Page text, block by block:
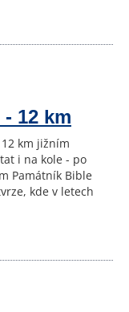
12 km
km jižním
i na kole - po
Památník Bible
kde v letech